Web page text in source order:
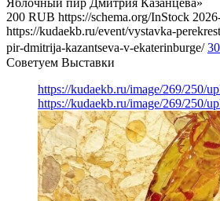
Яблочный пир Дмитрия Казанцева»
200 RUB https://schema.org/InStock
https://kudaekb.ru/event/vystavka-
pir-dmitrija-kazantseva-v-ekaterinburge/
Советуем Выставки
https://kudaekb.ru/image/269/250/
https://kudaekb.ru/image/269/250/